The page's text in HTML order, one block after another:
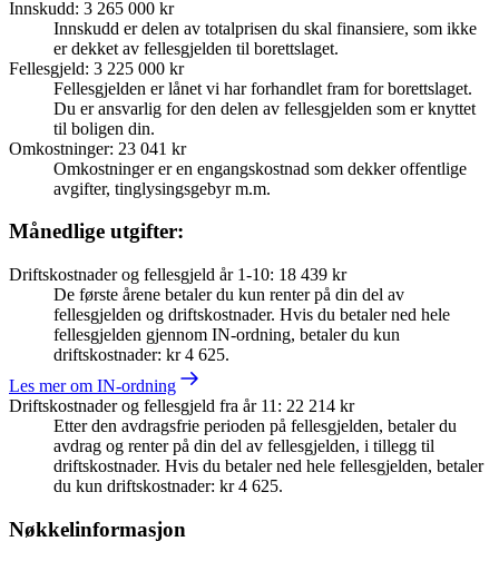
Innskudd: 3 265 000 kr
Innskudd er delen av totalprisen du skal finansiere, som ikke
er dekket av fellesgjelden til borettslaget.
Fellesgjeld: 3 225 000 kr
Fellesgjelden er lånet vi har forhandlet fram for borettslaget.
Du er ansvarlig for den delen av fellesgjelden som er knyttet
til boligen din.
Omkostninger: 23 041 kr
Omkostninger er en engangskostnad som dekker offentlige
avgifter, tinglysingsgebyr m.m.
Månedlige utgifter:
Driftskostnader og fellesgjeld år 1-10: 18 439 kr
De første årene betaler du kun renter på din del av
fellesgjelden og driftskostnader. Hvis du betaler ned hele
fellesgjelden gjennom IN-ordning, betaler du kun
driftskostnader: kr 4 625.
Les mer om IN-ordning
Driftskostnader og fellesgjeld fra år 11 : 22 214 kr
Etter den avdragsfrie perioden på fellesgjelden, betaler du
avdrag og renter på din del av fellesgjelden, i tillegg til
driftskostnader. Hvis du betaler ned hele fellesgjelden, betaler
du kun driftskostnader: kr 4 625.
Nøkkelinformasjon